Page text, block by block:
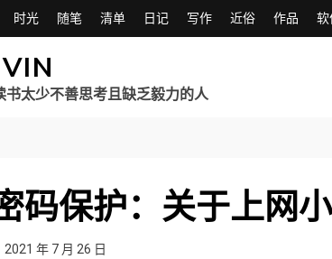
时光 随笔 清单 日记 写作 近俗 作品 软
书太少不善思考且缺乏毅力的人
码保护：关于上网
2021 年 7 月 26 日